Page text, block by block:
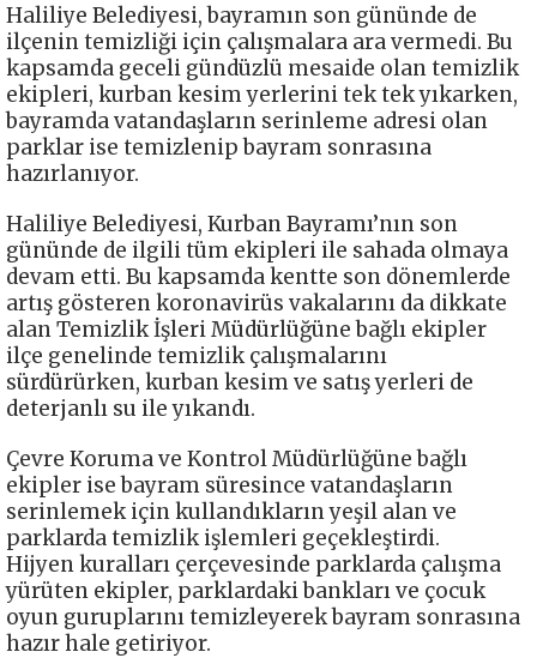
Haliliye Belediyesi, bayramın son gününde de
ilçenin temizliği için çalışmalara ara vermedi. Bu
kapsamda geceli gündüzlü mesaide olan temizlik
ekipleri, kurban kesim yerlerini tek tek yıkarken,
bayramda vatandaşların serinleme adresi olan
parklar ise temizlenip bayram sonrasına
hazırlanıyor.
Haliliye Belediyesi, Kurban Bayramı’nın son
gününde de ilgili tüm ekipleri ile sahada olmaya
devam etti. Bu kapsamda kentte son dönemlerde
artış gösteren koronavirüs vakalarını da dikkate
alan Temizlik İşleri Müdürlüğüne bağlı ekipler
ilçe genelinde temizlik çalışmalarını
sürdürürken, kurban kesim ve satış yerleri de
deterjanlı su ile yıkandı.
Çevre Koruma ve Kontrol Müdürlüğüne bağlı
ekipler ise bayram süresince vatandaşların
serinlemek için kullandıkların yeşil alan ve
parklarda temizlik işlemleri geçekleştirdi.
Hijyen kuralları çerçevesinde parklarda çalışma
yürüten ekipler, parklardaki bankları ve çocuk
oyun guruplarını temizleyerek bayram sonrasına
hazır hale getiriyor.